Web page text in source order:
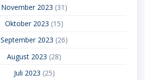
November 2023 (31)
Oktober 2023 (15)
September 2023 (26)
August 2023 (28)
Juli 2023 (25)